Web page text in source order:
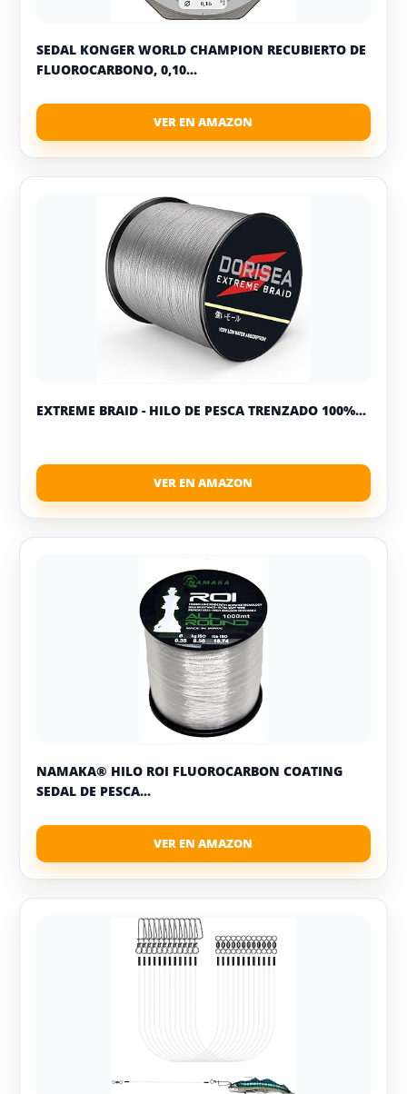
SEDAL KONGER WORLD CHAMPION RECUBIERTO DE
FLUOROCARBONO, 0,10...
EXTREME BRAID - HILO DE PESCA TRENZADO 100%...
NAMAKA® HILO ROI FLUOROCARBON COATING
SEDAL DE PESCA...